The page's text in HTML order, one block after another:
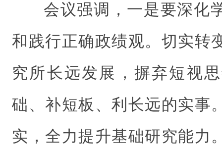
会议强调，一是要深化
和践行正确政绩观。切实转
究所长远发展，摒弃短视
础、补短板、利长远的实事
实，全力提升基础研究能力